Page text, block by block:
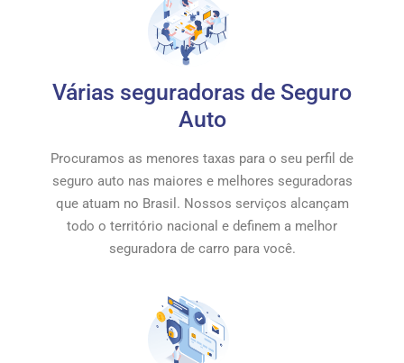
Várias seguradoras de Seguro
Auto
Procuramos as menores taxas para o seu perfil de
seguro auto nas maiores e melhores seguradoras
que atuam no Brasil. Nossos serviços alcançam
todo o território nacional e definem a melhor
seguradora de carro para você.